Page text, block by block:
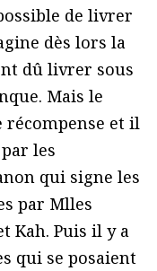
de livrer
dès lors la
dû livrer sous
Mais le
récompense et il
les
qui signe les
par Mlles
Kah. Puis il y a
qui se posaient